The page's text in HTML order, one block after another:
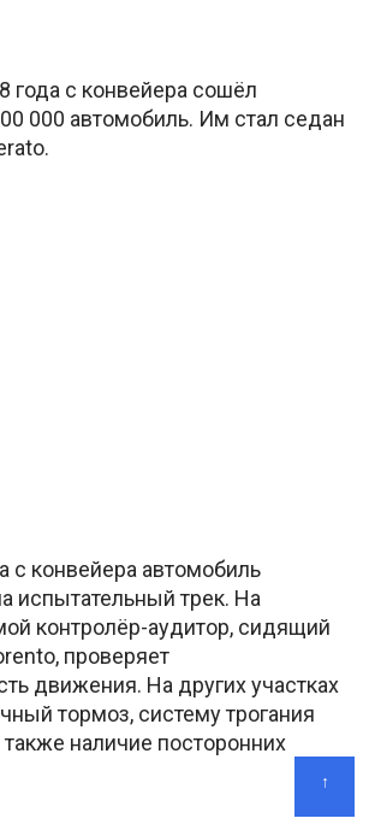
года с конвейера сошёл
000 автомобиль. Им стал седан
с конвейера автомобиль
испытательный трек. На
контролёр-аудитор, сидящий
проверяет
движения. На других участках
тормоз, систему трогания
наличие посторонних
↑